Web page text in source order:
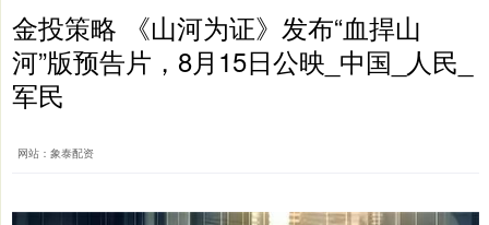
金投策略 《山河为证》发布“血捍山
河”版预告片，8月15日公映_中国_人民_
军民
网站：象泰配资